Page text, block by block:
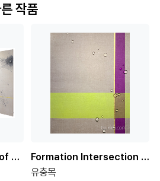
작품
Formation-Blossom of Recollection 120호 (원화)
Formation Intersection 5-2 100호 (원화)
유충목